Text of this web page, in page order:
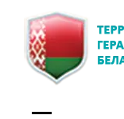
содержимому